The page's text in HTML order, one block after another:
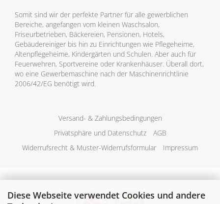
Diese Webseite verwendet Cookies und andere
Somit sind wir der perfekte Partner für alle gewerblichen
Bereiche, angefangen vom kleinen Waschsalon,
Friseurbetrieben, Bäckereien, Pensionen, Hotels,
Gebäudereiniger bis hin zu Einrichtungen wie Pflegeheime,
Altenpflegeheime, Kindergärten und Schulen. Aber auch für
Feuerwehren, Sportvereine oder Krankenhäuser. Überall dort,
wo eine Gewerbemaschine nach der Maschinenrichtlinie
2006/42/EG benötigt wird.
Versand- & Zahlungsbedingungen
Privatsphäre und Datenschutz
AGB
Widerrufsrecht & Muster-Widerrufsformular
Impressum